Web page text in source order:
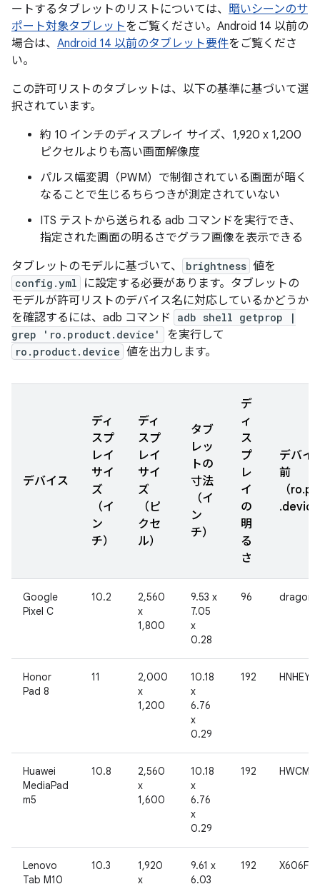
ートするタブレットのリストについては、 暗いシーンのサ
ポート対象タブレットをご覧ください。Android 14 以前の
場合は、 Android 14 以前のタブレット要件をご覧くださ
い。
この許可リストのタブレットは、以下の基準に基づいて選
択されています。
約 10 インチのディスプレイ サイズ、1,920 x 1,200
ピクセルよりも高い画面解像度
パルス幅変調（PWM）で制御されている画面が暗く
なることで生じるちらつきが測定されていない
ITS テストから送られる adb コマンドを実行でき、
指定された画面の明るさでグラフ画像を表示できる
タブレットのモデルに基づいて、
brightness 値を
config.yml
に設定する必要があります。タブレットの
モデルが許可リストのデバイス名に対応しているかどうか
を確認するには、adb コマンド
adb shell getprop |
grep 'ro.product.device'
を実行して
ro.product.device 値を出力します。
デバイス
ディ
スプ
レイ
サイ
ズ
（イ
ン
チ）
ディ
スプ
レイ
サイ
ズ
（ピ
クセ
ル）
タブ
レッ
トの
寸法
（イ
ン
チ）
デ
ィ
ス
プ
レ
イ
の
明
る
さ
デバイ
前
（
Google
Pixel C
10.2
2,560
x
1,800
9.53 x
7.05
x
0.28
96 dragon
Honor
Pad 8
11
2,000
x
1,200
10.18
x
6.76
x
0.29
192 HNHEY-
Huawei
MediaPad
m5
10.8
2,560
x
1,600
10.18
x
6.76
x
0.29
192
Lenovo
Tab M10
10.3
1,920
x
9.61 x
6.03
192 X606F